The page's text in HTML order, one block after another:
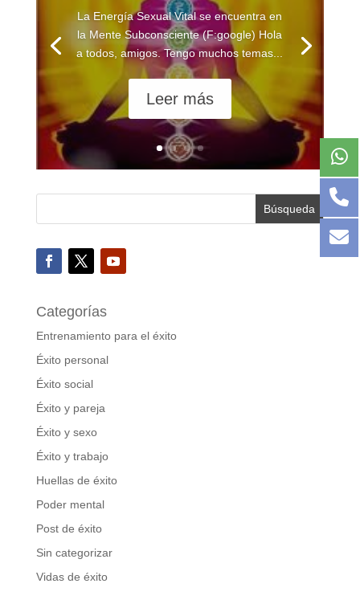
La Energía Sexual Vital se encuentra en
la Mente Subconsciente (F:google) Hola
a todos, amigos. Tengo muchos temas...
Leer más
Categorías
Entrenamiento para el éxito
Éxito personal
Éxito social
Éxito y pareja
Éxito y sexo
Éxito y trabajo
Huellas de éxito
Poder mental
Post de éxito
Sin categorizar
Vidas de éxito